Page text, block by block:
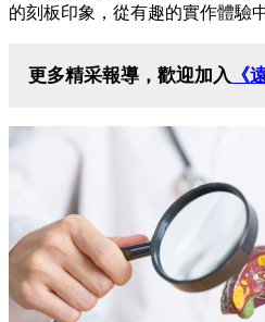
的刻板印象，從有趣的實作體驗
更多精采報導，歡迎加入 《